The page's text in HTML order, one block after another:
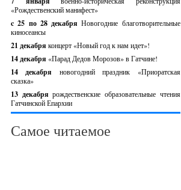
«Рождественский манифест»
c 25 по 28 декабряНовогодние благотворительные
киносеансы
21 декабря концерт «Новый год к нам идет»!
14 декабря «Парад Дедов Морозов» в Гатчине!
14 декабря новогодний праздник «Приоратская
сказка»
13 декабрярождественские образовательные чтения
Гатчинской Епархии
Самое читаемое